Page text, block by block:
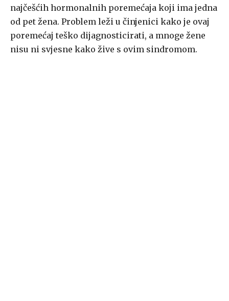
najčešćih hormonalnih poremećaja koji ima jedna
od pet žena. Problem leži u činjenici kako je ovaj
poremećaj teško dijagnosticirati, a mnoge žene
nisu ni svjesne kako žive s ovim sindromom.